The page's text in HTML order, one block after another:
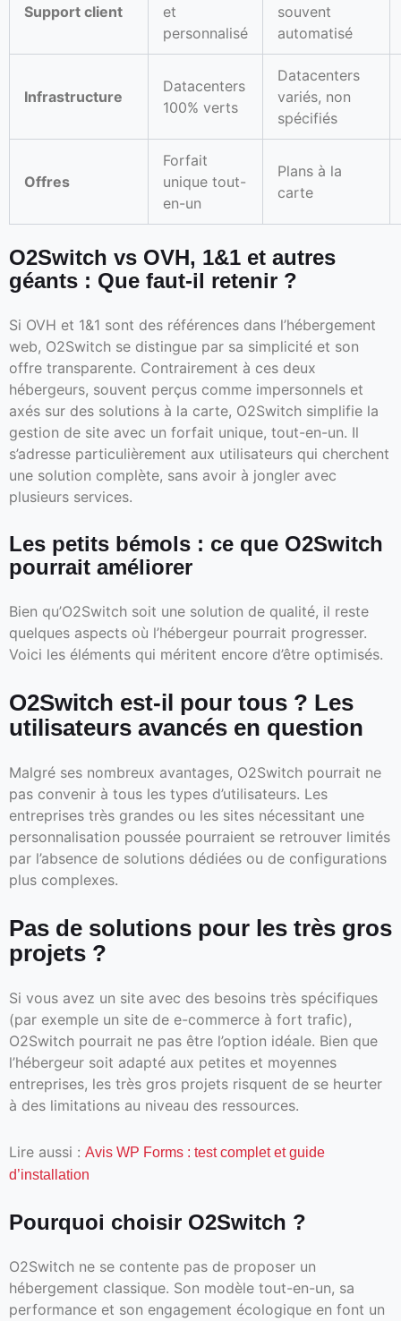
Support client
et
personnalisé
souvent
automatisé
Infrastructure
Datacenters
100% verts
Datacenters
variés, non
spécifiés
Offres
Forfait
unique tout-
en-un
Plans à la
carte
O2Switch vs OVH, 1&1 et autres
géants : Que faut-il retenir ?
Si OVH et 1&1 sont des références dans l’hébergement
web, O2Switch se distingue par sa simplicité et son
offre transparente. Contrairement à ces deux
hébergeurs, souvent perçus comme impersonnels et
axés sur des solutions à la carte, O2Switch simplifie la
gestion de site avec un forfait unique, tout-en-un. Il
s’adresse particulièrement aux utilisateurs qui cherchent
une solution complète, sans avoir à jongler avec
plusieurs services.
Les petits bémols : ce que O2Switch
pourrait améliorer
Bien qu’O2Switch soit une solution de qualité, il reste
quelques aspects où l’hébergeur pourrait progresser.
Voici les éléments qui méritent encore d’être optimisés.
O2Switch est-il pour tous ? Les
utilisateurs avancés en question
Malgré ses nombreux avantages, O2Switch pourrait ne
pas convenir à tous les types d’utilisateurs. Les
entreprises très grandes ou les sites nécessitant une
personnalisation poussée pourraient se retrouver limités
par l’absence de solutions dédiées ou de configurations
plus complexes.
Pas de solutions pour les très gros
projets ?
Si vous avez un site avec des besoins très spécifiques
(par exemple un site de e-commerce à fort trafic),
O2Switch pourrait ne pas être l’option idéale. Bien que
l’hébergeur soit adapté aux petites et moyennes
entreprises, les très gros projets risquent de se heurter
à des limitations au niveau des ressources.
Lire aussi : Avis WP Forms : test complet et guide
d’installation
Pourquoi choisir O2Switch ?
O2Switch ne se contente pas de proposer un
hébergement classique. Son modèle tout-en-un, sa
performance et son engagement écologique en font un